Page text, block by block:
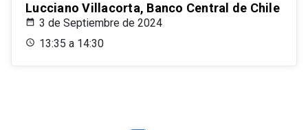
Lucciano Villacorta, Banco Central de Chile
3 de Septiembre de 2024
13:35 a 14:30